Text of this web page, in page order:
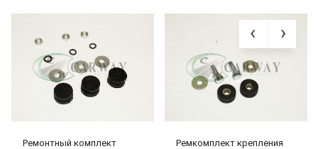
Ремонтный комплект
Ремкомплект крепления